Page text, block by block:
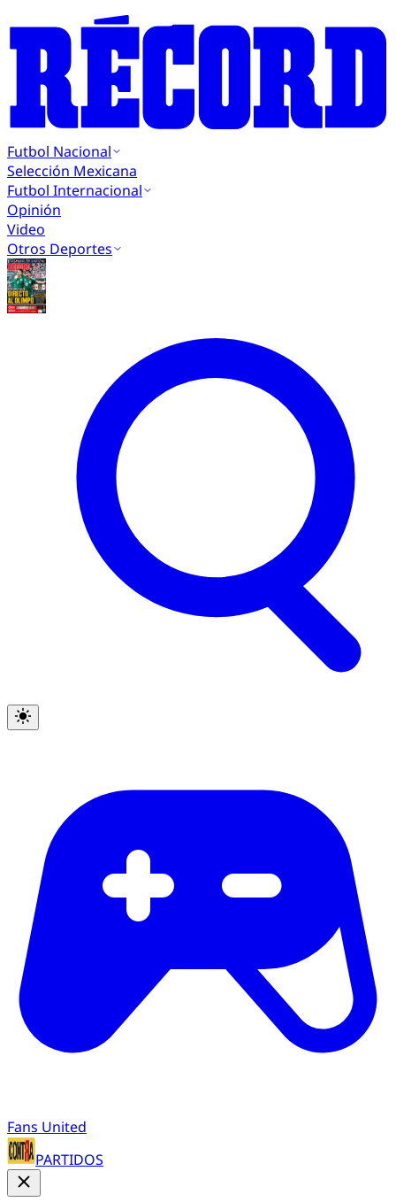
Futbol Nacional
Selección Mexicana
Futbol Internacional
Opinión
Video
Otros Deportes
Fans United
PARTIDOS